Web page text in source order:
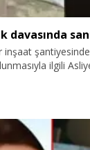
inşaat
ilgili